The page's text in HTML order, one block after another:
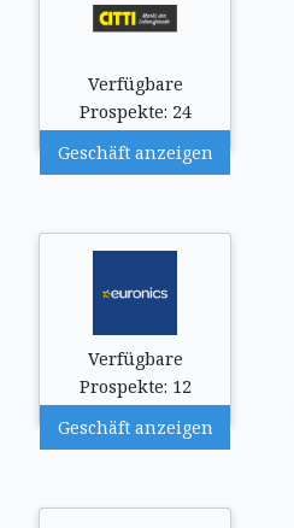
Verfügbare
Prospekte: 24
Geschäft anzeigen
Verfügbare
Prospekte: 12
Geschäft anzeigen